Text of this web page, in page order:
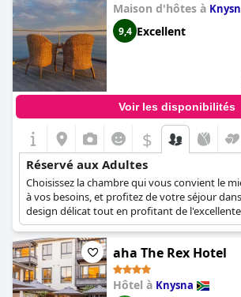
Maison d'hôtes à
9,4 Excellent
Voir les disponibilités
$
Réservé aux Adultes
Choisissez la chambre qui vous convient le
à vos besoins, et profitez de votre séjour
design délicat tout en profitant de
Pour préserver son atmosphère paisible, cet
les clients âgés de plus de 12 ans.
aha The Rex Hotel
Hôtel à Knysna